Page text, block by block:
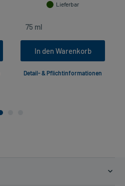
Lieferbar
In den Warenkorb
Detail- & Pflichtinformationen